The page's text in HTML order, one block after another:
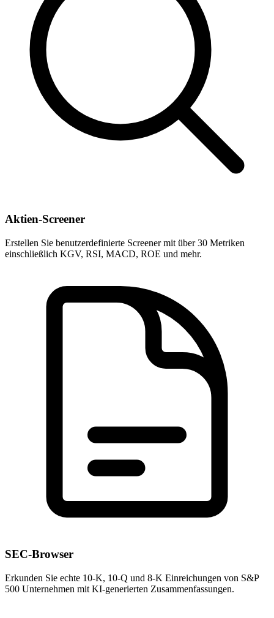
Aktien-Screener
Erstellen Sie benutzerdefinierte Screener mit über 30 Metriken
einschließlich KGV, RSI, MACD, ROE und mehr.
SEC-Browser
Erkunden Sie echte 10-K, 10-Q und 8-K Einreichungen von S&P
500 Unternehmen mit KI-generierten Zusammenfassungen.